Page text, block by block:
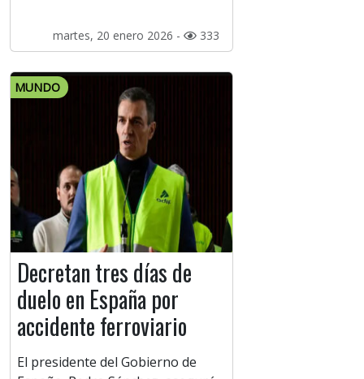
martes, 20 enero 2026 - 333
MUNDO
Decretan tres días de
duelo en España por
accidente ferroviario
El presidente del Gobierno de